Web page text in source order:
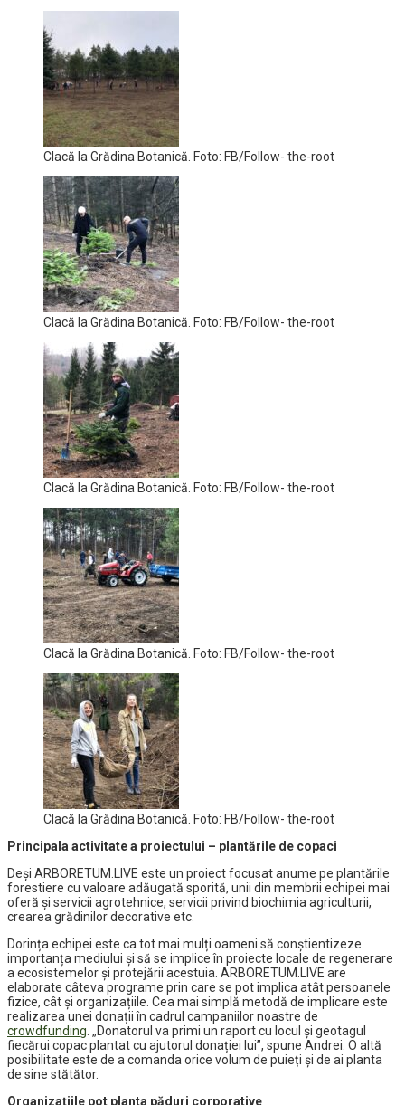
Clacă la Grădina Botanică. Foto: FB/Follow- the-root
Clacă la Grădina Botanică. Foto: FB/Follow- the-root
Clacă la Grădina Botanică. Foto: FB/Follow- the-root
Clacă la Grădina Botanică. Foto: FB/Follow- the-root
Clacă la Grădina Botanică. Foto: FB/Follow- the-root
Principala activitate a proiectului – plantările de copaci
Deși ARBORETUM.LIVE este un proiect focusat anume pe plantările
forestiere cu valoare adăugată sporită, unii din membrii echipei mai
oferă și servicii agrotehnice, servicii privind biochimia agriculturii,
crearea grădinilor decorative etc.
Dorința echipei este ca tot mai mulți oameni să conștientizeze
importanța mediului și să se implice în proiecte locale de regenerare
a ecosistemelor și protejării acestuia. ARBORETUM.LIVE are
elaborate câteva programe prin care se pot implica atât persoanele
fizice, cât și organizațiile. Cea mai simplă metodă de implicare este
realizarea unei donații în cadrul campaniilor noastre de
crowdfunding . „Donatorul va primi un raport cu locul și geotagul
fiecărui copac plantat cu ajutorul donației lui”, spune Andrei. O altă
posibilitate este de a comanda orice volum de puieți și de ai planta
de sine stătător.
Organizațiile pot planta păduri corporative